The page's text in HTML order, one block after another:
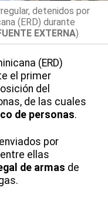
detenidos por
(ERD) durante
EXTERNA)
(ERD)
el primer
del
de las cuales
de personas.
por
entre ellas
de armas de